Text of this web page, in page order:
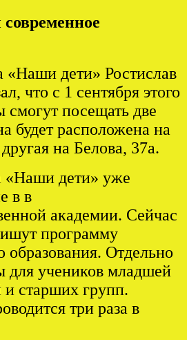
«Наши дети» Ростислав
что с 1 сентября этого
смогут посещать две
будет расположена на
на Белова, 37а.
«Наши дети» уже
в в
академии. Сейчас
программу
образования. Отдельно
для учеников младшей
старших групп.
три раза в